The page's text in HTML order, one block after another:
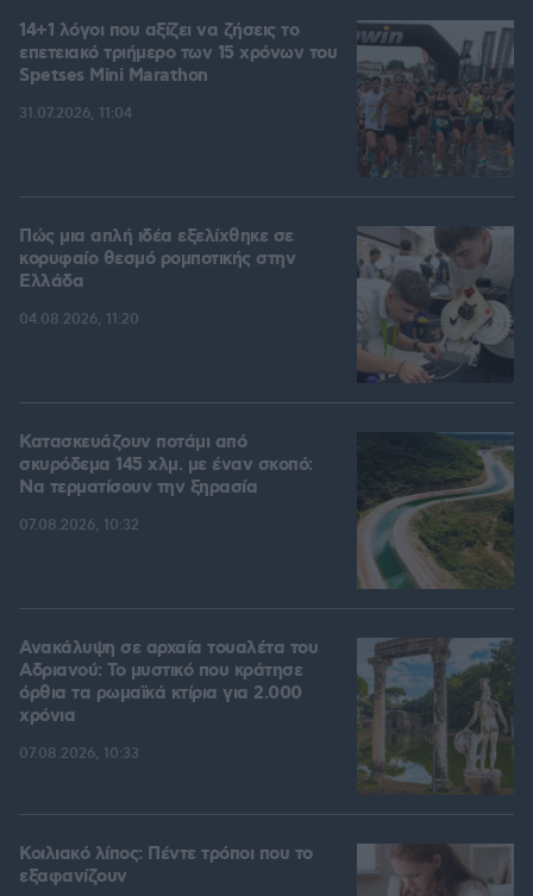
14+1 λόγοι που αξίζει να ζήσεις το
επετειακό τριήμερο των 15 χρόνων του
Spetses Mini Marathon
31.07.2026, 11:04
Πώς μια απλή ιδέα εξελίχθηκε σε
κορυφαίο θεσμό ρομποτικής στην
Ελλάδα
04.08.2026, 11:20
Κατασκευάζουν ποτάμι από
σκυρόδεμα 145 χλμ. με έναν σκοπό:
Να τερματίσουν την ξηρασία
07.08.2026, 10:32
Ανακάλυψη σε αρχαία τουαλέτα του
Αδριανού: Το μυστικό που κράτησε
όρθια τα ρωμαϊκά κτίρια για 2.000
χρόνια
07.08.2026, 10:33
Κοιλιακό λίπος: Πέντε τρόποι που το
εξαφανίζουν